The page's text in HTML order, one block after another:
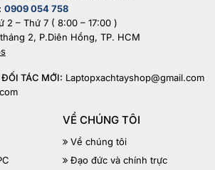
0909 054 758
2 – Thứ 7 ( 8:00 – 17:00 )
2, P.Diên Hồng, TP. HCM
ĐỐI TÁC MỚI: Laptopxachtayshop@gmail.com
VỀ CHÚNG TÔI
Về chúng tôi
Đạo đức và chính trực